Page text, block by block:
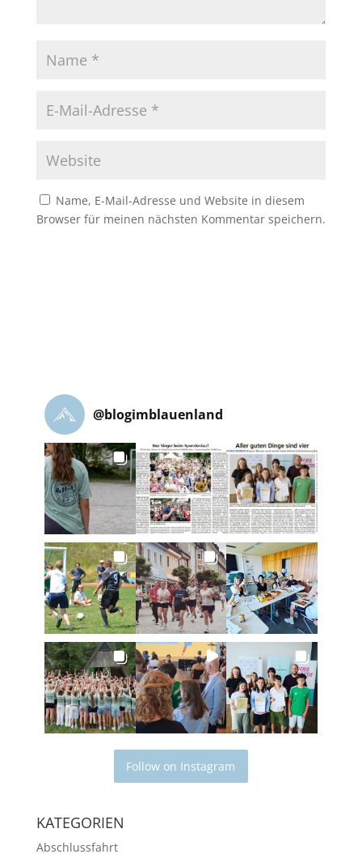
Name, E-Mail-Adresse und Website in diesem
Browser für meinen nächsten Kommentar speichern.
@blogimblauenland
Follow on Instagram
KATEGORIEN
Abschlussfahrt